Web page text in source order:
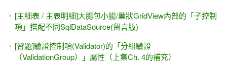
ASP.NET MVC 超入門 -- 三天 影片教學
ASP.NET MVC 的 JavaScriptResult
[課程大綱] 12+1天 ASP.NET MVC + WebAPI 線上教學影
片、線上教程 (2024/6月 更新)